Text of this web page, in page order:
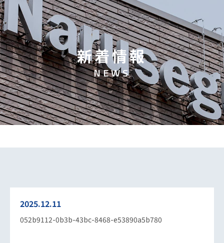
新着情報
NEWS
2025.12.11
052b9112-0b3b-43bc-8468-e53890a5b780